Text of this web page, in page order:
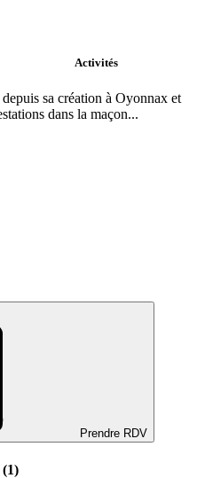
Activités
sa création à Oyonnax et
dans la maçon...
Prendre RDV
(1)